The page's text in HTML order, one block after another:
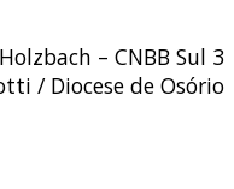
– CNBB Sul 3
/ Diocese de Osório